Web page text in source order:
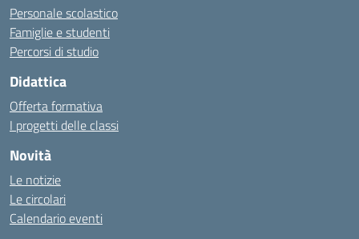
Personale scolastico
Famiglie e studenti
Percorsi di studio
Didattica
Offerta formativa
I progetti delle classi
Novità
Le notizie
Le circolari
Calendario eventi